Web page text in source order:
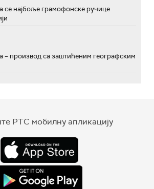
се најбоље грамофонске ручице
– производ са заштићеним географским
РТС мобилну апликацију